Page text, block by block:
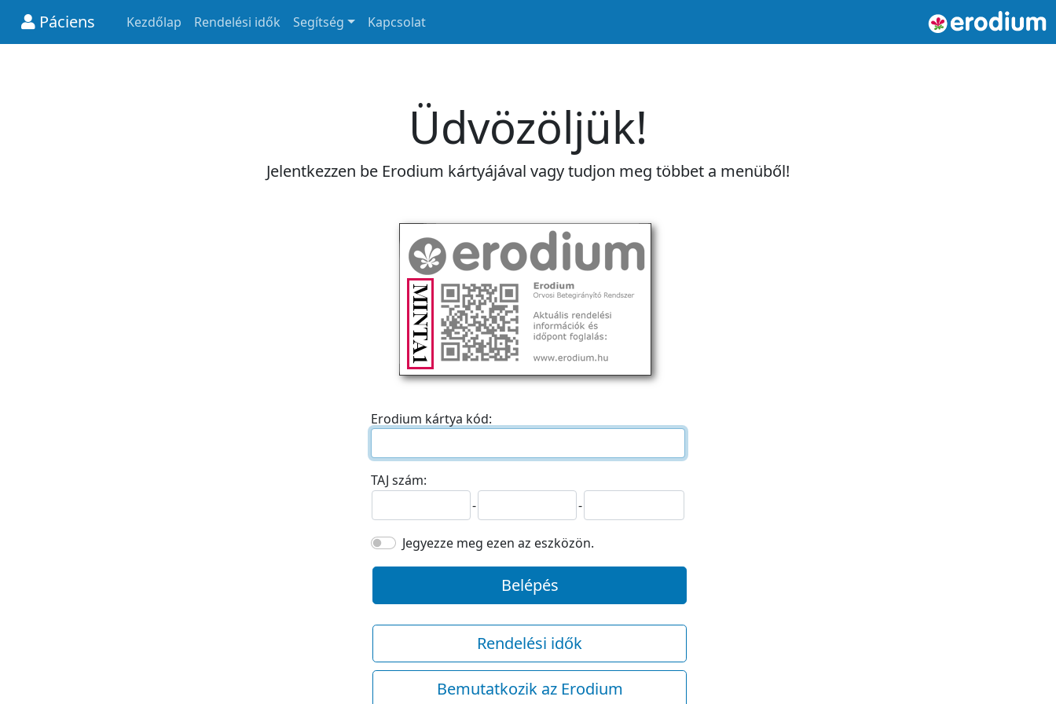
Páciens Kezdőlap Rendelési idők Segítség Kapcsolat
Üdvözöljük!
Jelentkezzen be Erodium kártyájával vagy tudjon meg többet a menüből!
Erodium kártya kód:
TAJ szám:
-
-
Jegyezze meg ezen az eszközön.
Belépés
Rendelési idők
Bemutatkozik az Erodium